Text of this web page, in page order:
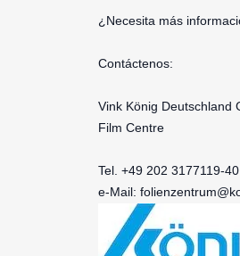
¿Necesita más
Contáctenos:
Vink König Deutschland
Film Centre
Tel. +49 202 3177119-40
e-Mail: